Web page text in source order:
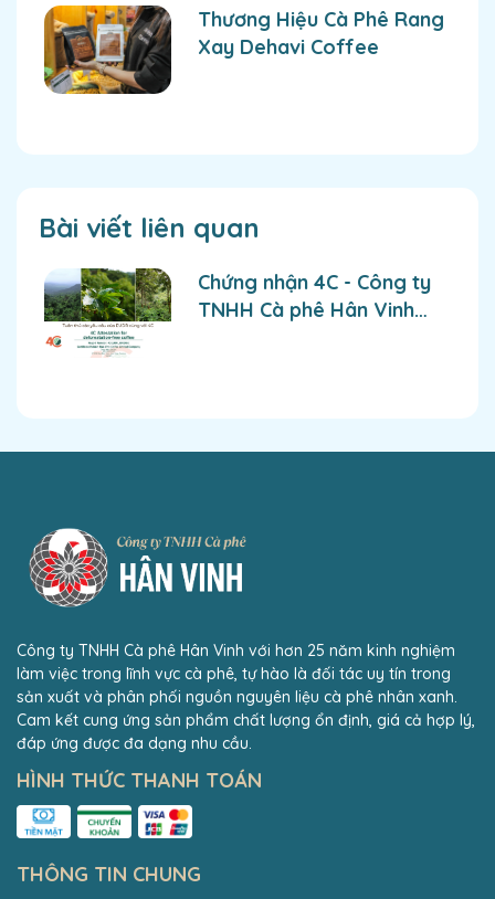
Thương Hiệu Cà Phê Rang
Xay Dehavi Coffee
Bài viết liên quan
Chứng nhận 4C - Công ty
TNHH Cà phê Hân Vinh
Công ty TNHH Cà phê Hân Vinh với hơn 25 năm kinh nghiệm
làm việc trong lĩnh vực cà phê, tự hào là đối tác uy tín trong
sản xuất và phân phối nguồn nguyên liệu cà phê nhân xanh.
Cam kết cung ứng sản phẩm chất lượng ổn định, giá cả hợp lý,
đáp ứng được đa dạng nhu cầu.
HÌNH THỨC THANH TOÁN
THÔNG TIN CHUNG